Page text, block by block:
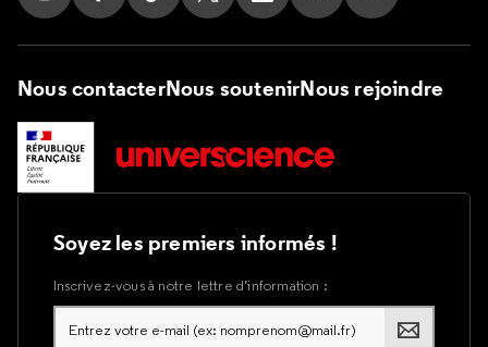
Suivez nous sur Instagram
Suivez nous sur Facebook
Suivez nous sur Tik Tok
Suivez nous sur X
Suivez nous sur LinkedIn
Suivez nous sur
Suivez nous
Nous contacterNous soutenirNous rejoindre
Soyez les premiers informés !
Inscrivez-vous à notre lettre d’information :